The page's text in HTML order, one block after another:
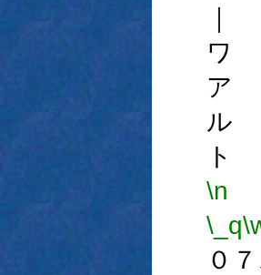
\n
\_q
０